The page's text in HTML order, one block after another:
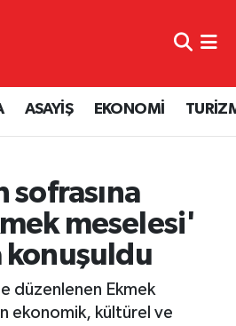
ASAYİŞ EKONOMİ
sofrasına
meselesi'
düzenlenen Ekmek
ekonomik, kültürel ve
ve Fikstür